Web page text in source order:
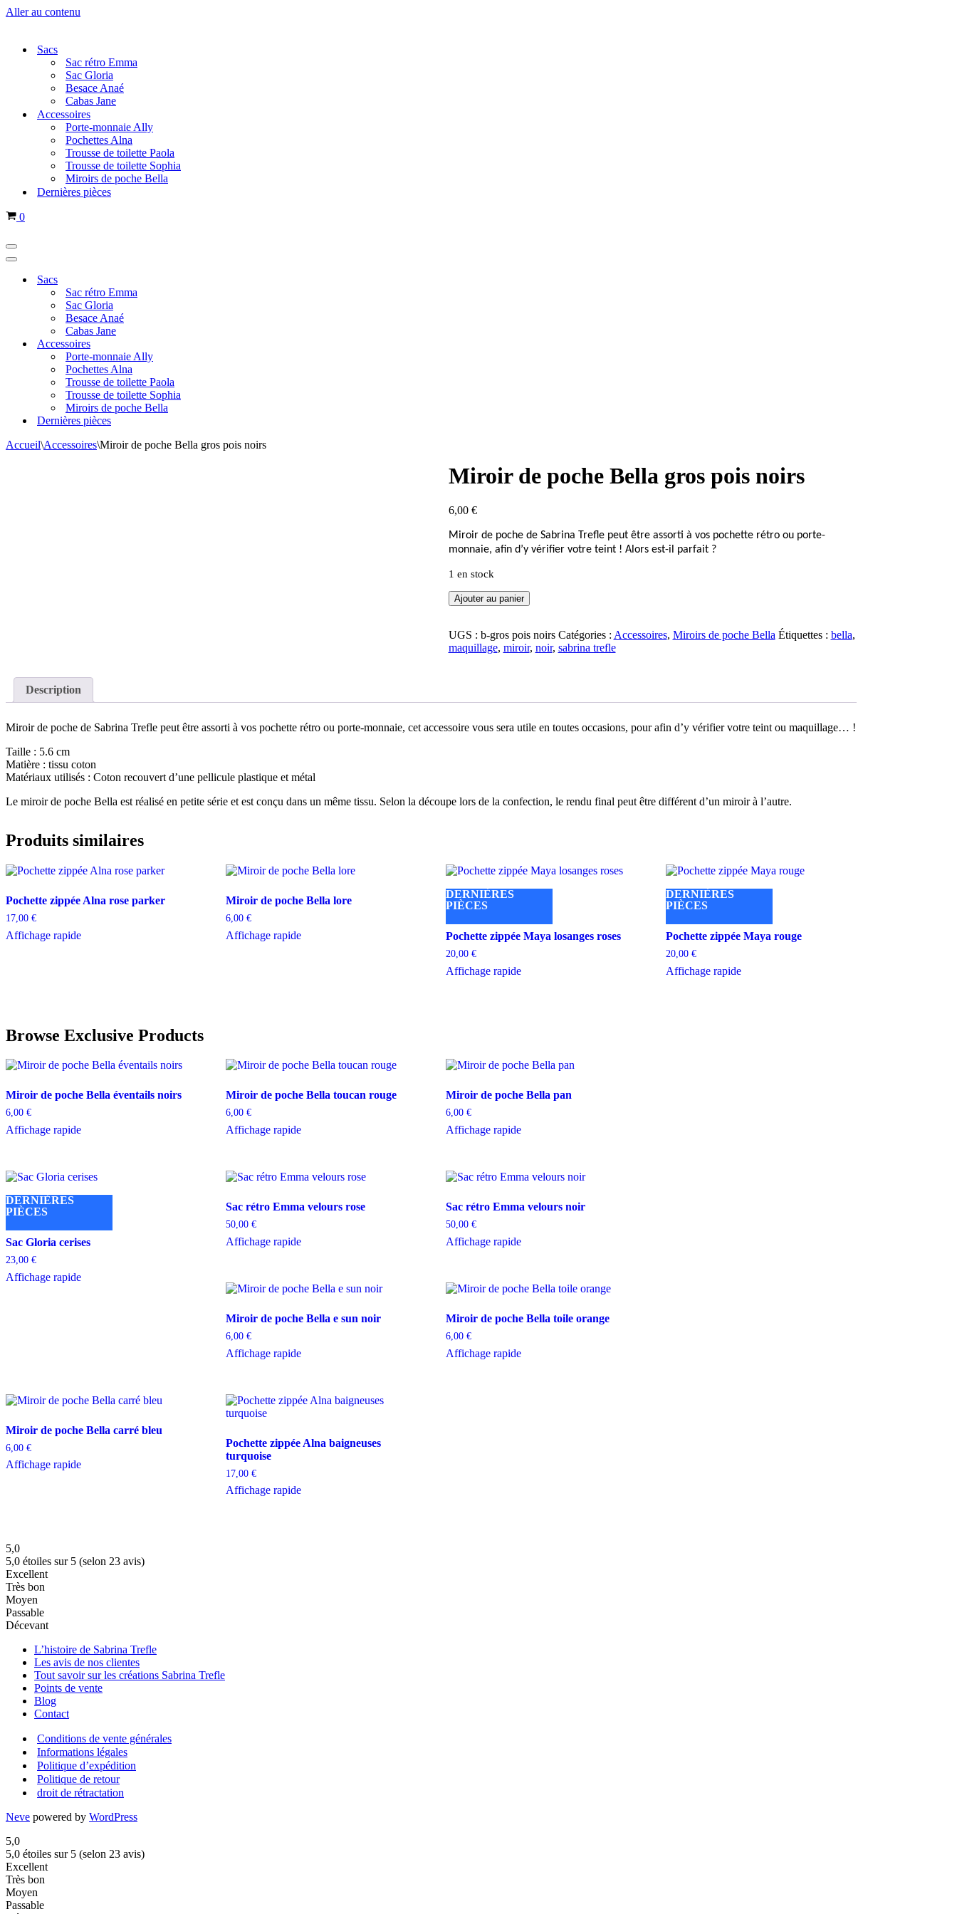
Aller au contenu
Sacs
Sac rétro Emma
Sac Gloria
Besace Anaé
Cabas Jane
Accessoires
Porte-monnaie Ally
Pochettes Alna
Trousse de toilette Paola
Trousse de toilette Sophia
Miroirs de poche Bella
Dernières pièces
Panier
0
Menu
de
Menu
navigation
Sacs
Sac rétro Emma
Sac Gloria
Besace Anaé
Cabas Jane
Accessoires
Porte-monnaie Ally
Pochettes Alna
Trousse de toilette Paola
Trousse de toilette Sophia
Miroirs de poche Bella
Dernières pièces
Accueil\Accessoires\Miroir de poche Bella gros pois noirs
Miroir de poche Bella gros pois noirs
6,00 €
Miroir de poche de Sabrina Trefle peut être assorti à vos pochette rétro ou porte-
monnaie, afin d’y vérifier votre teint ! Alors est-il parfait ?
1 en stock
quantité
de
de
poche
Ajouter au panier
UGS : b-gros pois noirs Catégories : Accessoires, Miroirs de poche Bella Étiquettes : bella,
maquillage, miroir, noir, sabrina trefle
Description
Miroir de poche de Sabrina Trefle peut être assorti à vos pochette rétro ou porte-monnaie, cet accessoire vous sera utile en toutes occasions, pour afin d’y vérifier votre teint ou maquillage… !
Taille : 5.6 cm
Matière : tissu coton
Matériaux utilisés : Coton recouvert d’une pellicule plastique et métal
Le miroir de poche Bella est réalisé en petite série et est conçu dans un même tissu. Selon la découpe lors de la confection, le rendu final peut être différent d’un miroir à l’autre.
Produits similaires
Pochette zippée Alna rose parker
17,00 €
Affichage rapide
Miroir de poche Bella lore
6,00 €
Affichage rapide
DERNIÈRES
PIÈCES
Pochette zippée Maya losanges roses
20,00 €
Affichage rapide
DERNIÈRES
PIÈCES
Pochette zippée Maya rouge
20,00 €
Affichage rapide
Browse Exclusive Products
Miroir de poche Bella éventails noirs
6,00 €
Affichage rapide
Miroir de poche Bella toucan rouge
6,00 €
Affichage rapide
Miroir de poche Bella pan
6,00 €
Affichage rapide
DERNIÈRES
PIÈCES
Sac Gloria cerises
23,00 €
Affichage rapide
Sac rétro Emma velours rose
50,00 €
Affichage rapide
Sac rétro Emma velours noir
50,00 €
Affichage rapide
Miroir de poche Bella e sun noir
6,00 €
Affichage rapide
Miroir de poche Bella toile orange
6,00 €
Affichage rapide
Miroir de poche Bella carré bleu
6,00 €
Affichage rapide
Pochette zippée Alna baigneuses
turquoise
17,00 €
Affichage rapide
5,0
5,0 étoiles sur 5 (selon 23 avis)
Excellent
Très bon
Moyen
Passable
Décevant
L’histoire de Sabrina Trefle
Les avis de nos clientes
Tout savoir sur les créations Sabrina Trefle
Points de vente
Blog
Contact
Conditions de vente générales
Informations légales
Politique d’expédition
Politique de retour
droit de rétractation
Neve powered by WordPress
5,0
5,0 étoiles sur 5 (selon 23 avis)
Excellent
Très bon
Moyen
Passable